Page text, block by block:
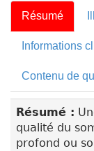
Résumé
Informations
Contenu de
Résumé :
qualité du
profond ou